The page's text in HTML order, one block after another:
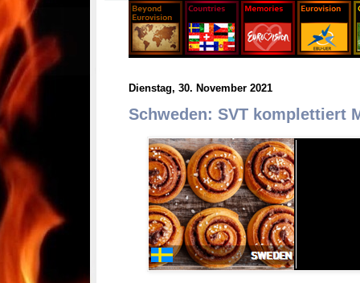
Dienstag, 30. November 2021
Schweden: SVT komplettiert